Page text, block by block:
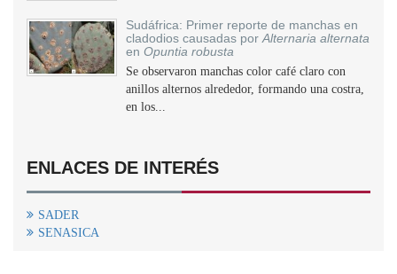
Sudáfrica: Primer reporte de manchas en
cladodios causadas por Alternaria alternata
en Opuntia robusta
Se observaron manchas color café claro con
anillos alternos alrededor, formando una costra,
en los...
ENLACES DE INTERÉS
SADER
SENASICA